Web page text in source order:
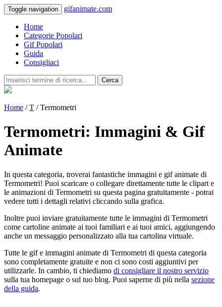
Toggle navigation gifanimate.com
Home
Categorie Popolari
Gif Popolari
Guida
Consigliaci
Cerca
Home /T / Termometri
Termometri: Immagini & Gif
Animate
In questa categoria, troverai fantastiche immagini e gif animate di
Termometri! Puoi scaricare o collegare direttamente tutte le clipart e
le animazioni di Termometri su questa pagina gratuitamente - potrai
vedere tutti i dettagli relativi cliccando sulla grafica.
Inoltre puoi inviare gratuitamente tutte le immagini di Termometri
come cartoline animate ai tuoi familiari e ai tuoi amici, aggiungendo
anche un messaggio personalizzato alla tua cartolina virtuale.
Tutte le gif e immagini animate di Termometri di questa categoria
sono completamente gratuite e non ci sono costi aggiuntivi per
utilizzarle. In cambio, ti chiediamo di consigliare il nostro servizio
sulla tua homepage o sul tuo blog. Puoi saperne di più nella sezione
della guida.